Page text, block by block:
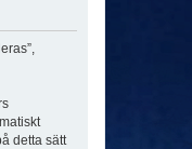
detta sätt